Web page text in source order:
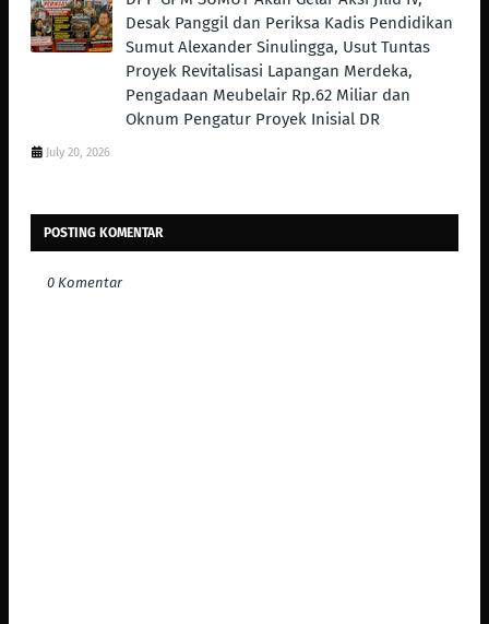
Desak Panggil dan Periksa Kadis Pendidikan
Sumut Alexander Sinulingga, Usut Tuntas
Proyek Revitalisasi Lapangan Merdeka,
Pengadaan Meubelair Rp.62 Miliar dan
Oknum Pengatur Proyek Inisial DR
July 20, 2026
POSTING KOMENTAR
0 Komentar